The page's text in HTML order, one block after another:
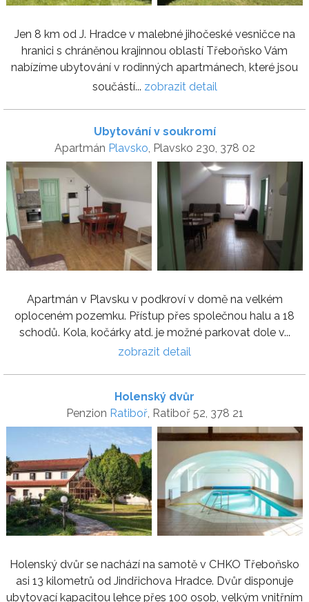
Jen 8 km od J. Hradce v malebné jihočeské vesničce na
hranici s chráněnou krajinnou oblastí Třeboňsko Vám
nabízíme ubytování v rodinných apartmánech, které jsou
součástí... zobrazit detail
Ubytování v soukromí
Apartmán Plavsko, Plavsko 230, 378 02
Apartmán v Plavsku v podkroví v domě na velkém
oploceném pozemku. Přístup přes společnou halu a 18
schodů. Kola, kočárky atd. je možné parkovat dole v...
zobrazit detail
Holenský dvůr
Penzion Ratiboř, Ratiboř 52, 378 21
Holenský dvůr se nachází na samotě v CHKO Třeboňsko
asi 13 kilometrů od Jindřichova Hradce. Dvůr disponuje
ubytovací kapacitou lehce přes 100 osob, velkým vnitřním